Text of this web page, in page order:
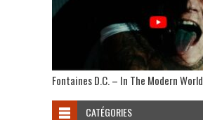
Fontaines D.C. – In The Modern World
CATÉGORIES